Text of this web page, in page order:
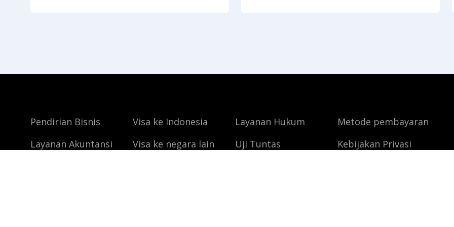
Pendirian Bisnis Visa ke Indonesia Layanan Hukum
Metode pembayaran
Layanan Akuntansi
Visa ke negara lain Uji Tuntas Kebijakan Privasi